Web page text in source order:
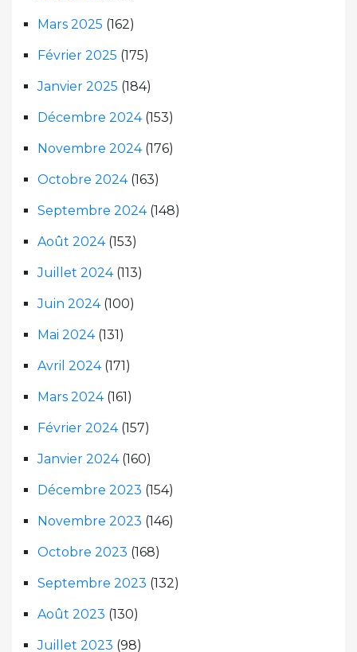
Mars 2025 (162)
Février 2025 (175)
Janvier 2025 (184)
Décembre 2024(153)
Novembre 2024(176)
Octobre 2024(163)
Septembre 2024(148)
Août 2024(153)
Juillet 2024(113)
Juin 2024(100)
Mai 2024(131)
Avril 2024(171)
Mars 2024(161)
Février 2024(157)
Janvier 2024(160)
Décembre 2023 (154)
Novembre 2023 (146)
Octobre 2023 (168)
Septembre 2023 (132)
Août 2023 (130)
Juillet 2023 (98)